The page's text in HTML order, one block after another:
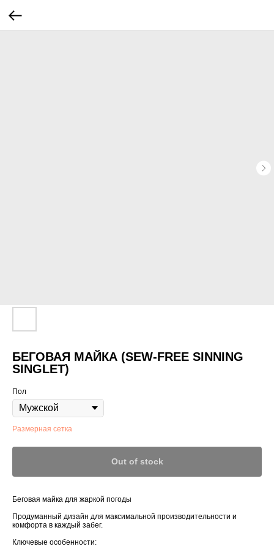
БЕГОВАЯ МАЙКА (SEW-FREE SINNING
SINGLET)
Пол
Размерная сетка
Out of stock
Беговая майка для жаркой погоды
Продуманный дизайн для максимальной производительности и
комфорта в каждый забег.
Ключевые особенности: